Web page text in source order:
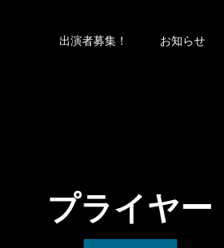
出演者募集！ お知らせ
プライヤー